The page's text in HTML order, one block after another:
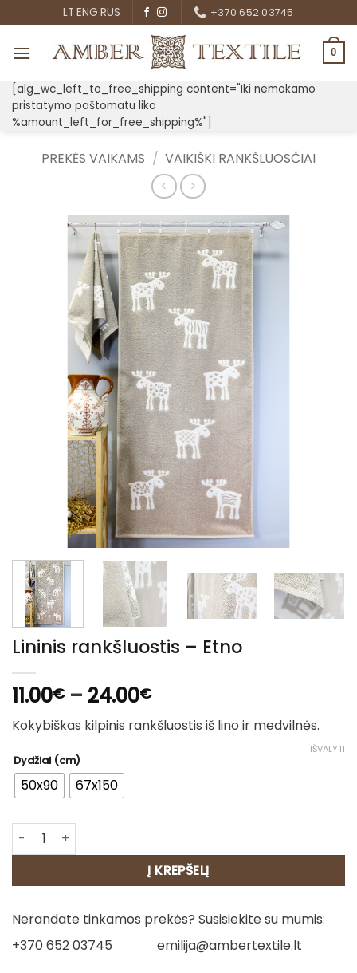
to
content
LT ENG RUS +370 652 03745
0
[alg_wc_left_to_free_shipping content="Iki nemokamo
pristatymo paštomatu liko
%amount_left_for_free_shipping%"]
PREKĖS VAIKAMS / VAIKIŠKI RANKŠLUOSČIAI
Lininis rankšluostis – Etno
11.00€ – 24.00€Price
range:
11.00€
Kokybiškas kilpinis rankšluostis iš lino ir medvilnės.
Dydžiai (cm)
50x90 67x150
IŠVALYTI
produkto kiekis: Lininis rankšluostis - Etno
Į KREPŠELĮ
Nerandate tinkamos prekės? Susisiekite su mumis:
+370 652 03745
emilija@ambertextile.lt